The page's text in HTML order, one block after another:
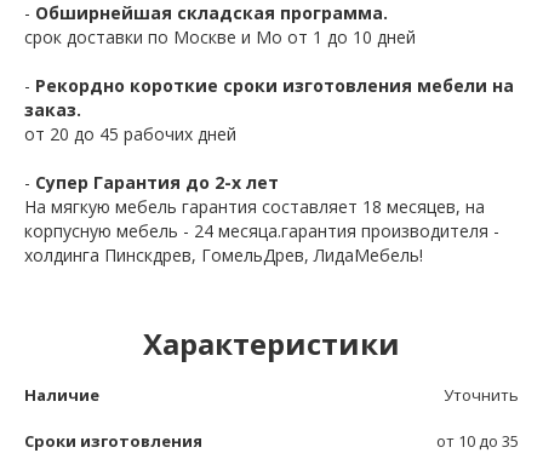
- Обширнейшая складская программа.
срок доставки по Москве и Мо от 1 до 10 дней
- Рекордно короткие сроки изготовления мебели на
заказ.
от 20 до 45 рабочих дней
- Супер Гарантия до 2-х лет
На мягкую мебель гарантия составляет 18 месяцев, на
корпусную мебель - 24 месяца.гарантия производителя -
холдинга Пинскдрев, ГомельДрев, ЛидаМебель!
Характеристики
Наличие Уточнить
Сроки изготовления от 10 до 35